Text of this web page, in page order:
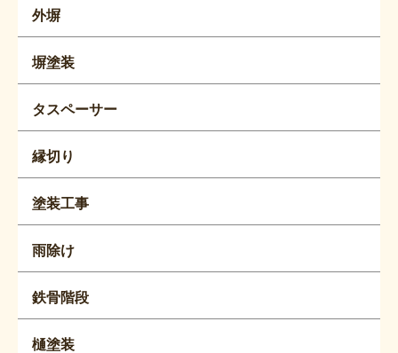
外塀
塀塗装
タスペーサー
縁切り
塗装工事
雨除け
鉄骨階段
樋塗装